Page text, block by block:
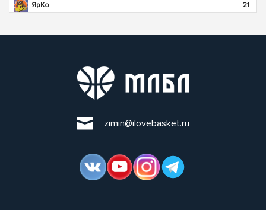
ЯрКо
21
zimin@ilovebasket.ru